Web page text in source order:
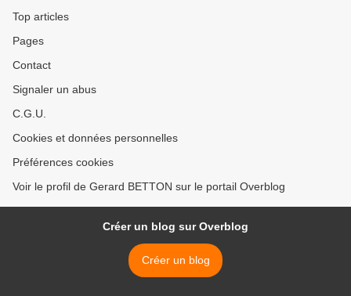
Top articles
Pages
Contact
Signaler un abus
C.G.U.
Cookies et données personnelles
Préférences cookies
Voir le profil de Gerard BETTON sur le portail Overblog
Créer un blog sur Overblog
Créer un blog